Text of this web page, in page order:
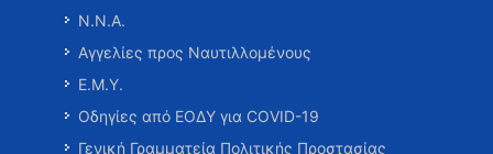
Ν.Ν.Α.
Αγγελίες προς Ναυτιλλομένους
Ε.Μ.Υ.
Οδηγίες από ΕΟΔΥ για COVID-19
Γενική Γραμματεία Πολιτικής Προστασίας